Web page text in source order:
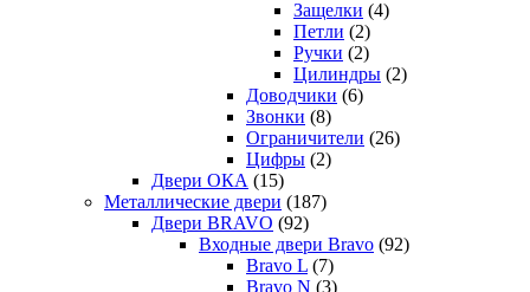
Защелки (4)
Петли (2)
Ручки (2)
Цилиндры (2)
Доводчики (6)
Звонки (8)
Ограничители (26)
Цифры (2)
Двери ОКА (15)
Металлические двери (187)
Двери BRAVO (92)
Входные двери Bravo (92)
Bravo L (7)
Bravo N (3)